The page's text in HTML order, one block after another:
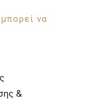
μπορεί να
&